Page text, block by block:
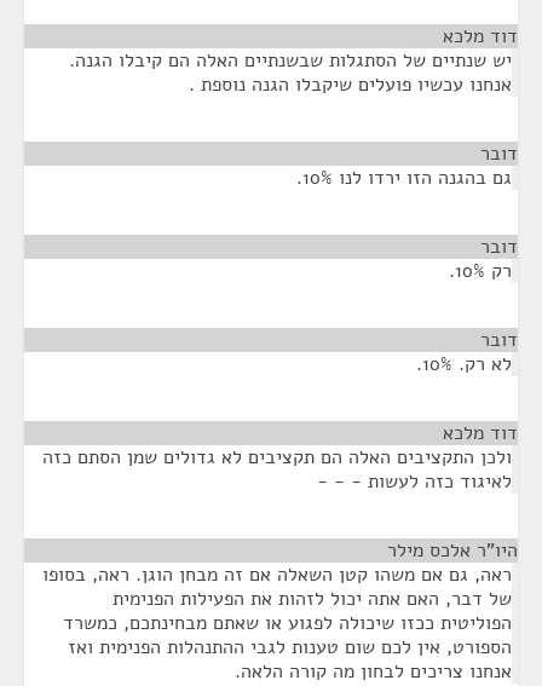
דוד מלכא
יש שנתיים של הסתגלות שבשנתיים האלה הם קיבלו הגנה.
אנחנו עכשיו פועלים שיקבלו הגנה נוספת .
דובר
גם בהגנה הזו ירדו לנו 10%.
דובר
רק 10%.
דובר
לא רק. 10%.
דוד מלכא
ולכן התקציבים האלה הם תקציבים לא גדולים שמן הסתם כזה
לאיגוד כזה לעשות - - -
היו"ר אלכס מילר
ראה, גם אם משהו קטן השאלה אם זה מבחן הוגן. ראה, בסופו
של דבר, האם אתה יכול לזהות את הפעילות הפנימית
הפוליטית ככזו שיכולה לפגוע או שאתם מבחינתכם, כמשרד
הספורט, אין לכם שום טענות לגבי ההתנהלות הפנימית ואז
אנחנו צריכים לבחון מה קורה הלאה.